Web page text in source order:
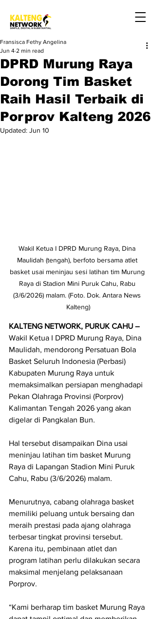
DPRD Murung Raya
Dorong Tim Basket
Raih Hasil Terbaik di
Porprov Kalteng 2026
Fransisca Fethy Angelina
Jun 4 2 min read
Updated: Jun 10
Wakil Ketua I DPRD Murung Raya, Dina
Maulidah (tengah), berfoto bersama atlet
basket usai meninjau sesi latihan tim Murung
Raya di Stadion Mini Puruk Cahu, Rabu
(3/6/2026) malam. (Foto. Dok. Antara News
Kalteng)
KALTENG NETWORK, PURUK CAHU –
Wakil Ketua I DPRD Murung Raya, Dina
Maulidah, mendorong Persatuan Bola
Basket Seluruh Indonesia (Perbasi)
Kabupaten Murung Raya untuk
memaksimalkan persiapan menghadapi
Pekan Olahraga Provinsi (Porprov)
Kalimantan Tengah 2026 yang akan
digelar di Pangkalan Bun.
Hal tersebut disampaikan Dina usai
meninjau latihan tim basket Murung
Raya di Lapangan Stadion Mini Puruk
Cahu, Rabu (3/6/2026) malam.
Menurutnya, cabang olahraga basket
memiliki peluang untuk bersaing dan
meraih prestasi pada ajang olahraga
terbesar tingkat provinsi tersebut.
Karena itu, pembinaan atlet dan
program latihan perlu dilakukan secara
maksimal menjelang pelaksanaan
Porprov.
“Kami berharap tim basket Murung Raya